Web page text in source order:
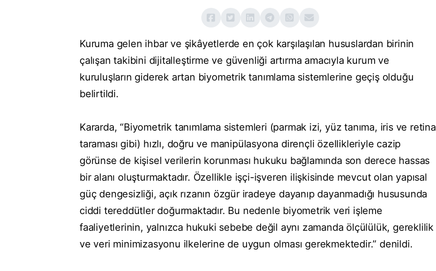
Kuruma gelen ihbar ve şikâyetlerde en çok karşılaşılan hususlardan birinin
çalışan takibini dijitalleştirme ve güvenliği artırma amacıyla kurum ve
kuruluşların giderek artan biyometrik tanımlama sistemlerine geçiş olduğu
belirtildi.
Kararda, “Biyometrik tanımlama sistemleri (parmak izi, yüz tanıma, iris ve retina
taraması gibi) hızlı, doğru ve manipülasyona dirençli özellikleriyle cazip
görünse de kişisel verilerin korunması hukuku bağlamında son derece hassas
bir alanı oluşturmaktadır. Özellikle işçi-işveren ilişkisinde mevcut olan yapısal
güç dengesizliği, açık rızanın özgür iradeye dayanıp dayanmadığı hususunda
ciddi tereddütler doğurmaktadır. Bu nedenle biyometrik veri işleme
faaliyetlerinin, yalnızca hukuki sebebe değil aynı zamanda ölçülülük, gereklilik
ve veri minimizasyonu ilkelerine de uygun olması gerekmektedir.” denildi.